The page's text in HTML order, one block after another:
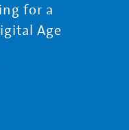
for a
Age